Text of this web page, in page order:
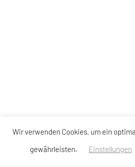
Wir verwenden Cookies, um ein
gewährleisten.
Einstellungen